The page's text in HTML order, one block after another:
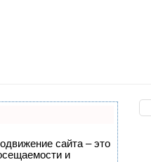
сайта – это
и